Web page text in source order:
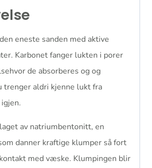
eneste sanden med aktive
Karbonet fanger lukten i porer
de absorberes og og
trenger aldri kjenne lukt fra
av natriumbentonitt, en
danner kraftige klumper så fort
med væske. Klumpingen blir